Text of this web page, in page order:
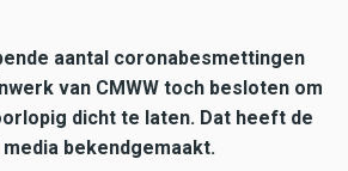
aantal coronabesmettingen
van CMWW toch besloten om
dicht te laten. Dat heeft de
bekendgemaakt.